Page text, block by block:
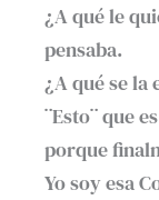
¿A qué le
pensaba.
¿A qué se la
¨Esto¨ que
porque
Yo soy esa